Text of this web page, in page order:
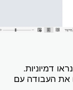
דמיוניות.
את העבודה עם